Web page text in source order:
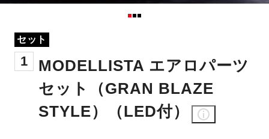
セット
1
MODELLISTA エアロパーツ
セット（GRAN BLAZE
STYLE）（LED付）